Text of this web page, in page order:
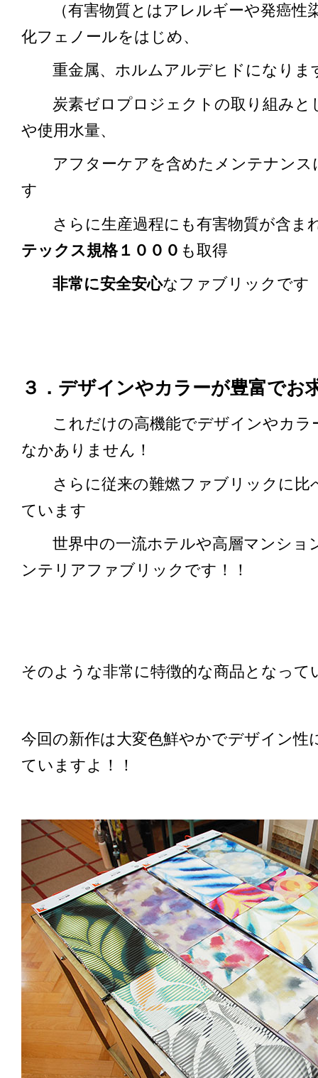
（有害物質とはアレルギーや発癌性
化フェノールをはじめ、
重金属、ホルムアルデヒドになりま
炭素ゼロプロジェクトの取り組みと
や使用水量、
アフターケアを含めたメンテナンス
す
さらに生産過程にも有害物質が含ま
テックス規格１０００ も取得
非常に安全安心なファブリックです
３．デザインやカラーが豊富でお
これだけの高機能でデザインやカ
なかありません！
さらに従来の難燃ファブリックに比
ています
世界中の一流ホテルや高層マンショ
ンテリアファブリックです！！
そのような非常に特徴的な商品となって
今回の新作は大変色鮮やかでデザイン性
ていますよ！！